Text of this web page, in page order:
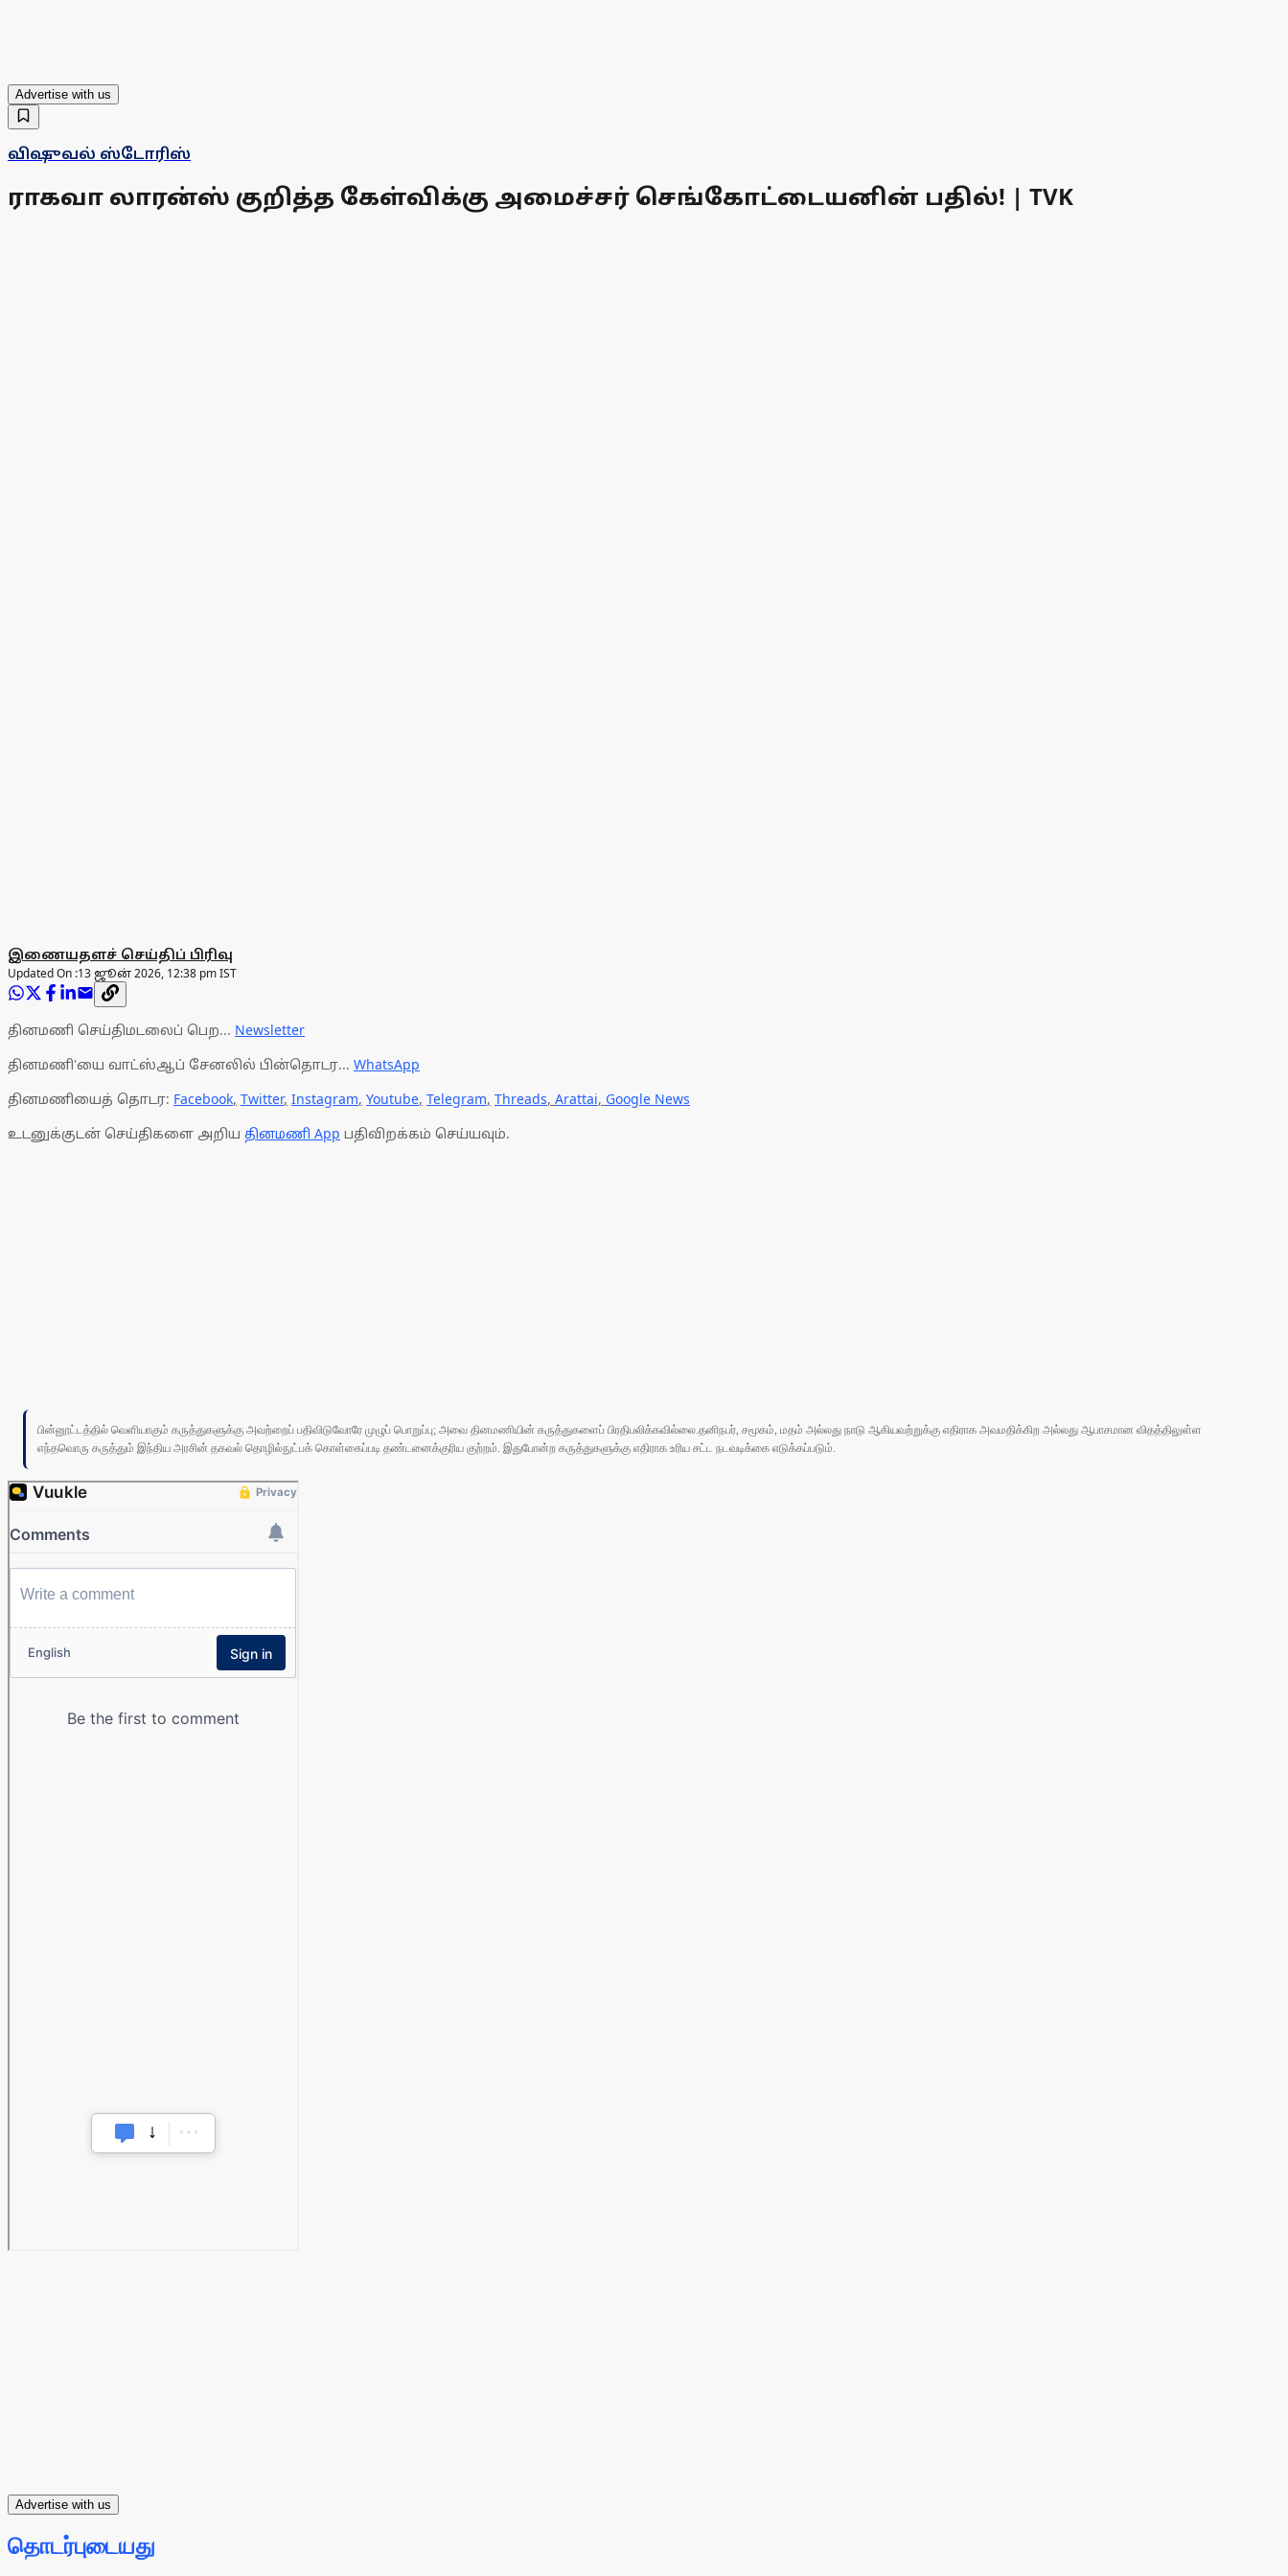
Advertise with us
விஷுவல் ஸ்டோரிஸ்
ராகவா லாரன்ஸ் குறித்த கேள்விக்கு அமைச்சர் செங்கோட்டையனின் பதில்! | TVK
இணையதளச் செய்திப் பிரிவு
Updated On :13 ஜூன் 2026, 12:38 pm IST
தினமணி செய்திமடலைப் பெற... Newsletter
தினமணி'யை வாட்ஸ்ஆப் சேனலில் பின்தொடர... WhatsApp
தினமணியைத் தொடர: Facebook, Twitter, Instagram, Youtube, Telegram, Threads, Arattai, Google News
உடனுக்குடன் செய்திகளை அறிய தினமணி App பதிவிறக்கம் செய்யவும்.
பின்னூட்டத்தில் வெளியாகும் கருத்துகளுக்கு அவற்றைப் பதிவிடுவோரே முழுப் பொறுப்பு; அவை தினமணியின் கருத்துகளைப் பிரதிபலிக்கவில்லை.தனிநபர், சமூகம், மதம் அல்லது நாடு ஆகியவற்றுக்கு எதிராக அவமதிக்கிற அல்லது ஆபாசமான விதத்திலுள்ள
எந்தவொரு கருத்தும் இந்திய அரசின் தகவல் தொழில்நுட்பக் கொள்கைப்படி தண்டனைக்குரிய குற்றம். இதுபோன்ற கருத்துகளுக்கு எதிராக உரிய சட்ட நடவடிக்கை எடுக்கப்படும்.
Advertise with us
தொடர்புடையது